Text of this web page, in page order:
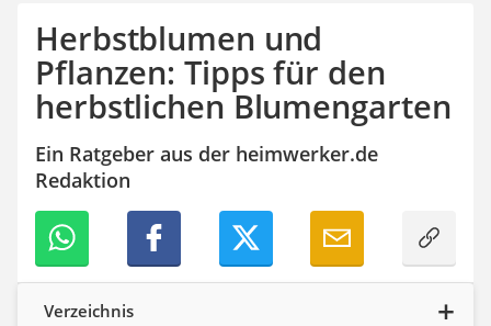
Schlauchtrommel
Solar-Lichterkette außen
Teleskopleiter
Ameisengift
Pavillon
Sichtschutzstreifen
Akku-Laubbläser
Koifutter
Kassettenmarkise
Bosch-Heckenschere
Stihl-Laubbläser
Herbstblumen und
Pflanzen: Tipps für den
herbstlichen Blumengarten
Ein Ratgeber aus der heimwerker.de
Redaktion
Verzeichnis